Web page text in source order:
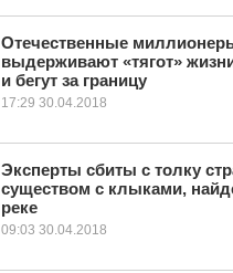
Отечественные
выдерживают «тягот»
и бегут за границу
17:29 30.04.2018
Эксперты сбиты с толку
существом с клыками,
реке
09:03 30.04.2018